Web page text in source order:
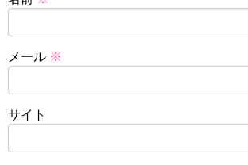
メール ※
サイト